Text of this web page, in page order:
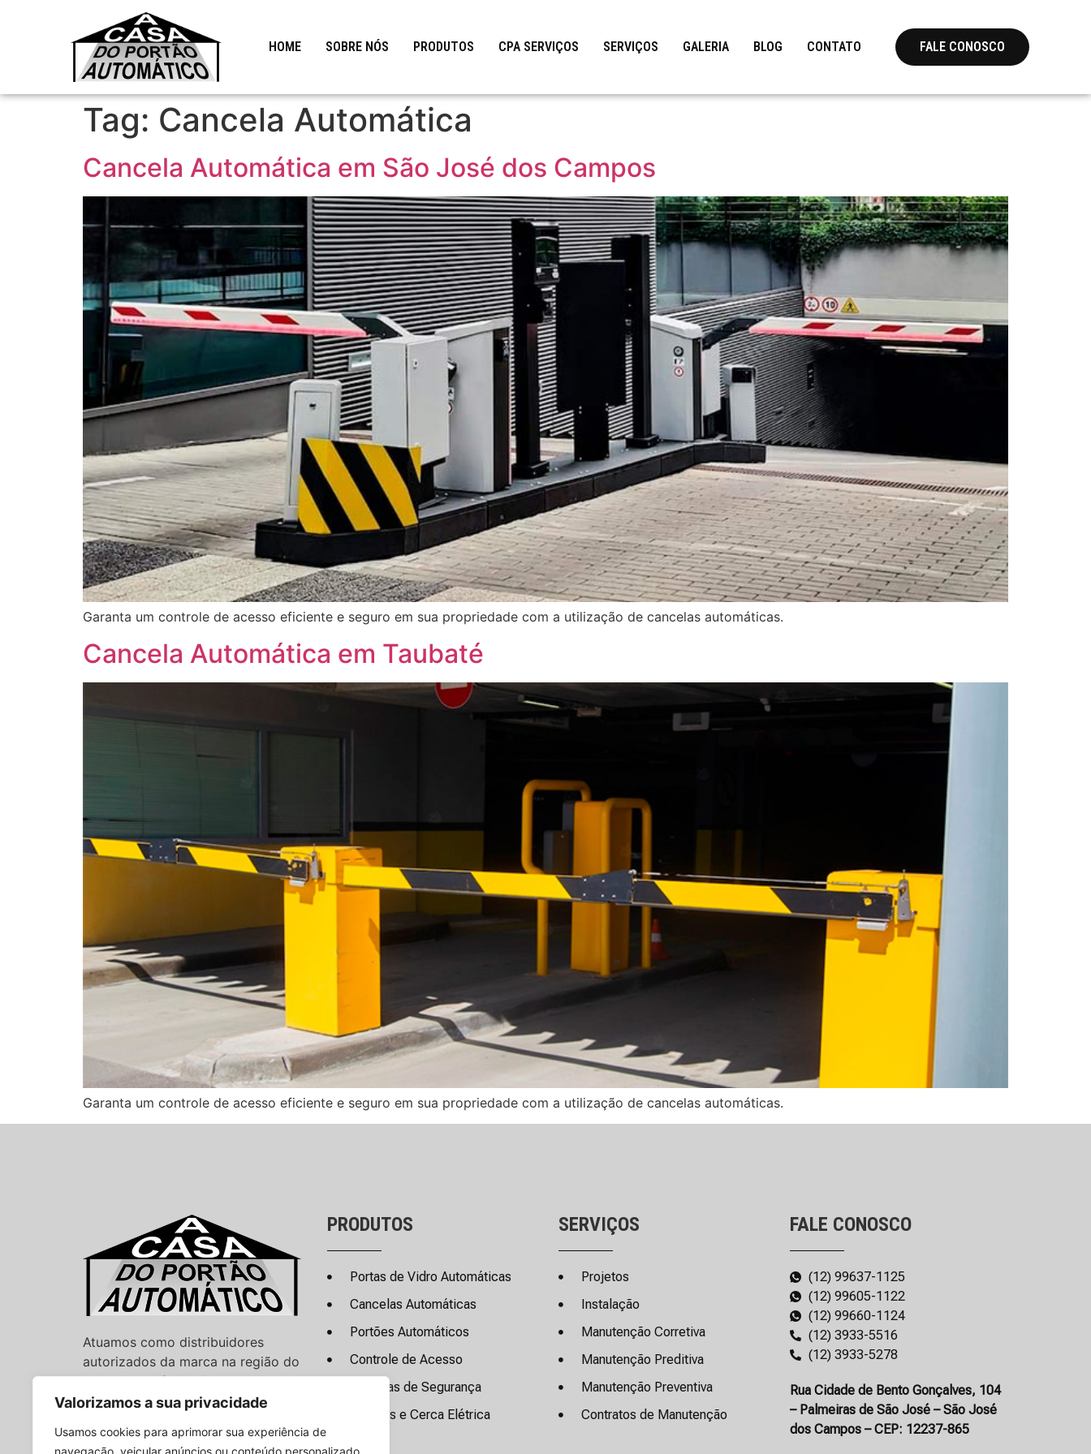
Valorizamos a sua privacidade
Usamos cookies para aprimorar sua experiência de
navegação, veicular anúncios ou conteúdo personalizado
HOME SOBRE NÓS PRODUTOS CPA SERVIÇOS SERVIÇOS GALERIA BLOG CONTATO FALE CONOSCO
Tag: Cancela Automática
Cancela Automática em São José dos Campos
Garanta um controle de acesso eficiente e seguro em sua propriedade com a utilização de cancelas automáticas.
Cancela Automática em Taubaté
Garanta um controle de acesso eficiente e seguro em sua propriedade com a utilização de cancelas automáticas.
Atuamos como distribuidores
autorizados da marca na região do
Vale do Paraíba e Litoral Norte.
PRODUTOS
Portas de Vidro Automáticas
Cancelas Automáticas
Portões Automáticos
Controle de Acesso
Câmeras de Segurança
Alarmes e Cerca Elétrica
SERVIÇOS
Projetos
Instalação
Manutenção Corretiva
Manutenção Preditiva
Manutenção Preventiva
Contratos de Manutenção
FALE CONOSCO
(12) 99637-1125
(12) 99605-1122
(12) 99660-1124
(12) 3933-5516
(12) 3933-5278
Rua Cidade de Bento Gonçalves, 104
– Palmeiras de São José – São José
dos Campos – CEP: 12237-865